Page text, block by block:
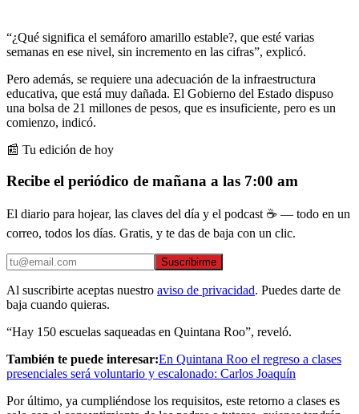
“¿Qué significa el semáforo amarillo estable?, que esté varias
semanas en ese nivel, sin incremento en las cifras”, explicó.
Pero además, se requiere una adecuación de la infraestructura
educativa, que está muy dañada. El Gobierno del Estado dispuso
una bolsa de 21 millones de pesos, que es insuficiente, pero es un
comienzo, indicó.
📰 Tu edición de hoy
Recibe el periódico de mañana a las 7:00 am
El diario para hojear, las claves del día y el podcast ☕ — todo en un
correo, todos los días. Gratis, y te das de baja con un clic.
Suscribirme
Al suscribirte aceptas nuestro aviso de privacidad. Puedes darte de
baja cuando quieras.
“Hay 150 escuelas saqueadas en Quintana Roo”, reveló.
También te puede interesar:En Quintana Roo el regreso a clases
presenciales será voluntario y escalonado: Carlos Joaquín
Por último, ya cumpliéndose los requisitos, este retorno a clases es